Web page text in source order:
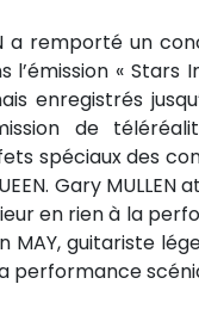
a remporté un
l’émission «
enregistrés
de
spéciaux des
Gary
en rien à la
MAY, guitariste
performance